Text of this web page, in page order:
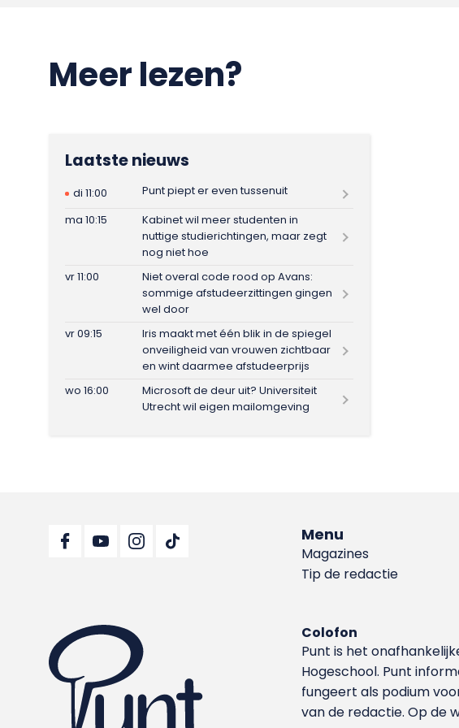
Meer lezen?
Laatste nieuws
di 11:00
Punt piept er even tussenuit
ma 10:15
Kabinet wil meer studenten in
nuttige studierichtingen, maar zegt
nog niet hoe
vr 11:00
Niet overal code rood op Avans:
sommige afstudeerzittingen gingen
wel door
vr 09:15
Iris maakt met één blik in de spiegel
onveiligheid van vrouwen zichtbaar
en wint daarmee afstudeerprijs
wo 16:00
Microsoft de deur uit? Universiteit
Utrecht wil eigen mailomgeving
Menu
Magazines
Tip de redactie
Colofon
Punt is het
Hoge­school. Punt
fungeert als podium
van de redactie. Op de